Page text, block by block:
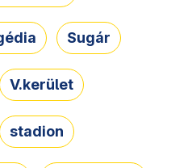
Sugár
V.kerület
stadion